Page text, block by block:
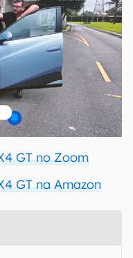
GT no Zoom
GT na Amazon